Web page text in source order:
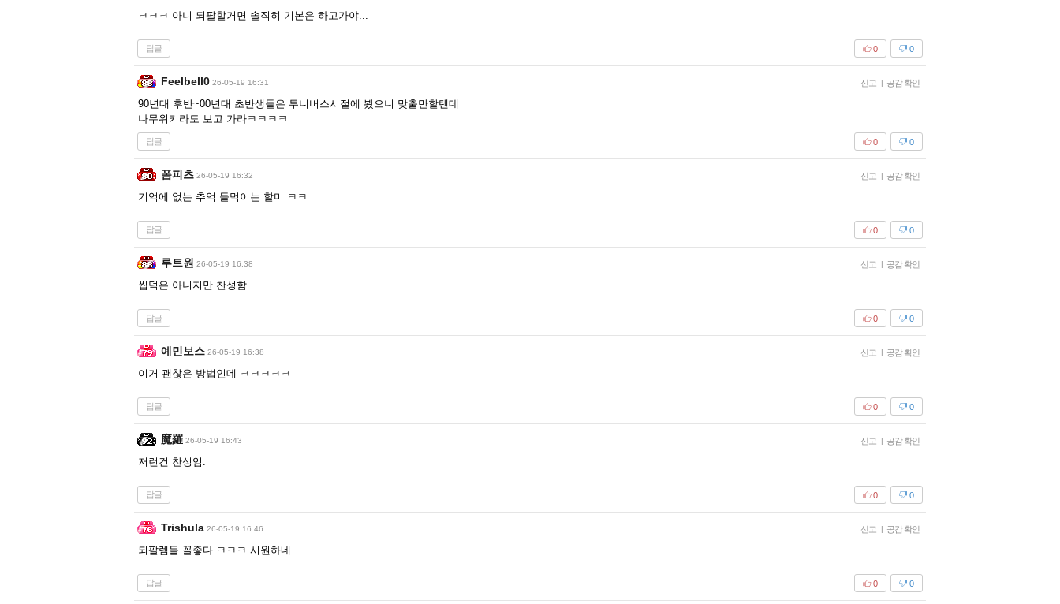
ㅋㅋㅋ 아니 되팔할거면 솔직히 기본은 하고가야...
답글 0
0
Feelbell0 26-05-19 16:31 신고 | 공감 확인
90년대 후반~00년대 초반생들은 투니버스시절에 봤으니 맞출만할텐데
나무위키라도 보고 가라ㅋㅋㅋㅋ
답글 0
0
폼피츠 26-05-19 16:32 신고 | 공감 확인
기억에 없는 추억 들먹이는 할미 ㅋㅋ
답글 0
0
루트원 26-05-19 16:38 신고 | 공감 확인
씹덕은 아니지만 찬성함
답글 0
0
예민보스 26-05-19 16:38 신고 | 공감 확인
이거 괜찮은 방법인데 ㅋㅋㅋㅋㅋ
답글 0
0
魔羅 26-05-19 16:43 신고 | 공감 확인
저런건 찬성임.
답글 0
0
Trishula 26-05-19 16:46 신고 | 공감 확인
되팔렘들 꼴좋다 ㅋㅋㅋ 시원하네
답글 0
0